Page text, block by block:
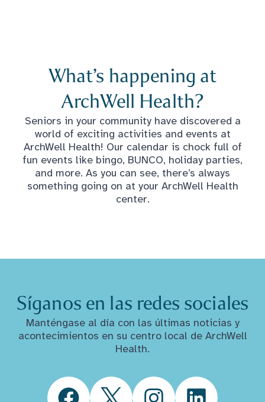
What’s happening at
ArchWell Health?
Seniors in your community have discovered a
world of exciting activities and events at
ArchWell Health! Our calendar is chock full of
fun events like bingo, BUNCO, holiday parties,
and more. As you can see, there’s always
something going on at your ArchWell Health
center.
Síganos en las redes sociales
Manténgase al día con las últimas noticias y
acontecimientos en su centro local de ArchWell
Health.
FacebookTwitter InstagramLinkedIn